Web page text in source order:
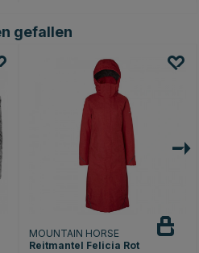
gefallen
MOUNTAIN HORSE
Reitmantel Felicia Rot